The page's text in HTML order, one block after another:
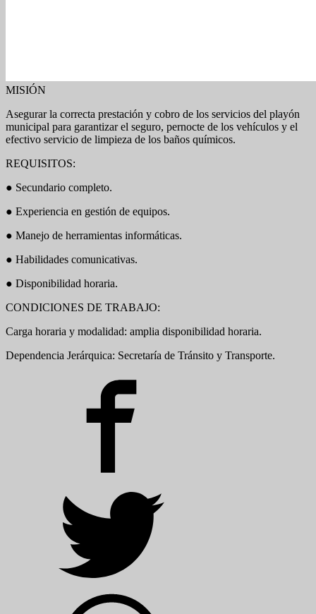
MISIÓN
Asegurar la correcta prestación y cobro de los servicios del playón
municipal para garantizar el seguro, pernocte de los vehículos y el
efectivo servicio de limpieza de los baños químicos.
REQUISITOS:
● Secundario completo.
● Experiencia en gestión de equipos.
● Manejo de herramientas informáticas.
● Habilidades comunicativas.
● Disponibilidad horaria.
CONDICIONES DE TRABAJO:
Carga horaria y modalidad: amplia disponibilidad horaria.
Dependencia Jerárquica: Secretaría de Tránsito y Transporte.